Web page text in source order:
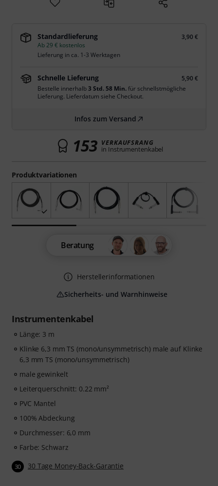
Instrumentenkabel
Länge: 3 m
Klinke 6,3 mm TS (mono/unsymmetrisch) male auf Klinke
6,3 mm TS (mono/unsymmetrisch)
male gewinkelt
Leiterquerschnitt: 0.22 mm²
PVC Mantel
100% Abdeckung
Durchmesser: 6,0 mm
Farbe: Schwarz
30 30 Tage Money-Back-Garantie
Produktvariationen
Standardlieferung
3,90 €
Ab 29 € kostenlos
Lieferung in ca. 1-3 Werktagen
Schnelle Lieferung
5,90 €
Bestelle innerhalb3 Std. 58 Min.für schnellstmögliche
Lieferung. Lieferdatum siehe Checkout.
Infos zum Versand
153 VERKAUFSRANG
in Instrumentenkabel
Beratung
Herstellerinformationen
Sicherheits- und Warnhinweise